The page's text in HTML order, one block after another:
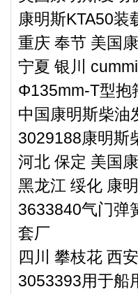
康明斯KTA50
重庆 奉节 美国
宁夏 银川
Φ135mm-T型抱
中国康明斯柴油
3029188康明斯
河北 保定 美国
黑龙江 绥化 康
3633840气门弹
套厂
四川 攀枝花 西
3053393用于船